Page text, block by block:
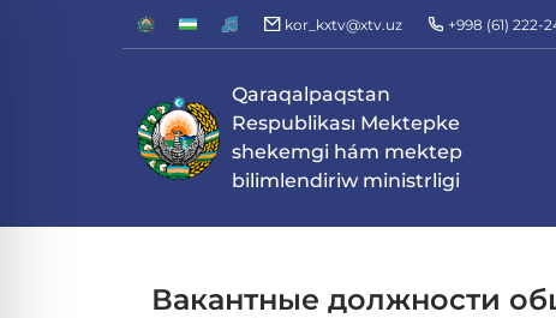
kor_kxtv@xtv.uz +998 (61) 222-
Qaraqalpaqstan
Respublikası Mektepke
shekemgi hám mektep
bilimlendiriw ministrligi
Вакантные должности